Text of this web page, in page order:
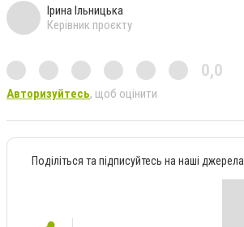
Ірина Ільницька
Керівник проєкту
0,0
Авторизуйтесь, щоб оцінити
Поділіться та підписуйтесь на наші джерела